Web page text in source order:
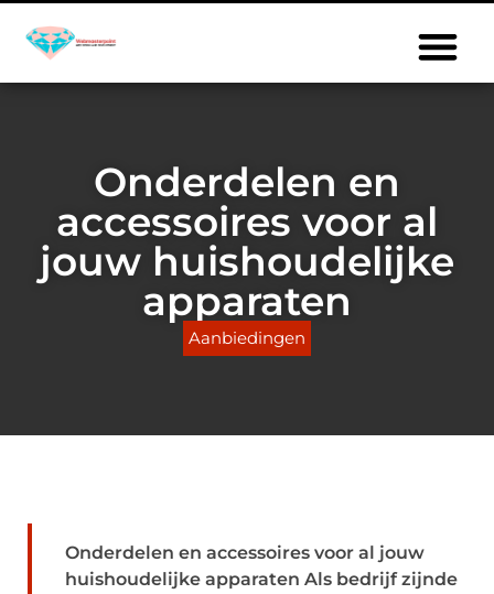
Onderdelen en
accessoires voor al
jouw huishoudelijke
apparaten
Aanbiedingen
Onderdelen en accessoires voor al jouw
huishoudelijke apparaten Als bedrijf zijnde